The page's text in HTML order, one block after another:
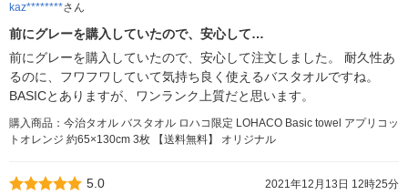
kaz********さん
前にグレーを購入していたので、安心して…
前にグレーを購入していたので、安心して注文しました。 耐久性あ
るのに、フワフワしていて気持ち良く使えるバスタオルですね。
BASICとありますが、ワンランク上質だと思います。
購入商品：今治タオル バスタオル ロハコ限定 LOHACO Basic towel アプリコッ
トオレンジ 約65×130cm 3枚 【送料無料】 オリジナル
5.0
2021年12月13日 12時25分